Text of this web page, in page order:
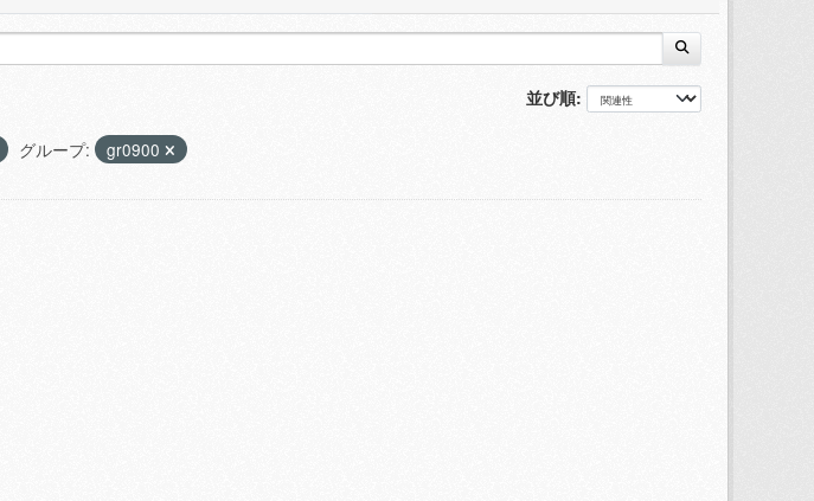
並び順
グループ: gr0900